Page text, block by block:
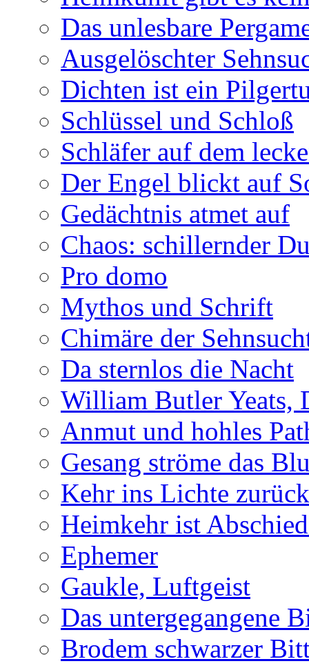
Das unlesbare
Ausgelöschter
Dichten ist ein
Schlüssel und Schloß
Schläfer auf dem
Der Engel blickt auf
Gedächtnis atmet auf
Chaos: schillernder
Pro domo
Mythos und Schrift
Chimäre der
Da sternlos die Nacht
William Butler Yeats,
Anmut und hohles
Gesang ströme das
Kehr ins Lichte zurück
Heimkehr ist
Ephemer
Gaukle, Luftgeist
Das untergegangene
Brodem schwarzer